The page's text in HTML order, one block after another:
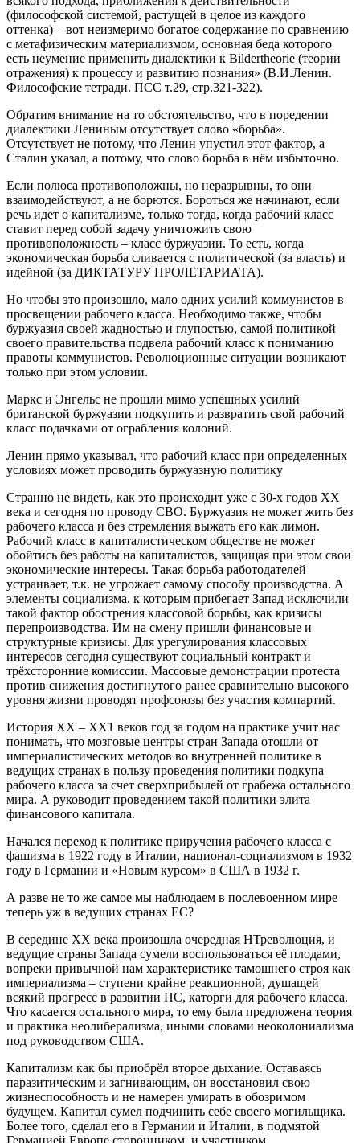
(философской системой, растущей в целое из каждого
оттенка) – вот неизмеримо богатое содержание по сравнению
с метафизическим материализмом, основная беда которого
есть неумение применить диалектики к Bildertheorie (теории
отражения) к процессу и развитию познания» (В.И.Ленин.
Философские тетради. ПСС т.29, стр.321-322).
Обратим внимание на то обстоятельство, что в поредении
диалектики Лениным отсутствует слово «борьба».
Отсутствует не потому, что Ленин упустил этот фактор, а
Сталин указал, а потому, что слово борьба в нём избыточно.
Если полюса противоположны, но неразрывны, то они
взаимодействуют, а не борются. Бороться же начинают, если
речь идет о капитализме, только тогда, когда рабочий класс
ставит перед собой задачу уничтожить свою
противоположность – класс буржуазии. То есть, когда
экономическая борьба сливается с политической (за власть) и
идейной (за ДИКТАТУРУ ПРОЛЕТАРИАТА).
Но чтобы это произошло, мало одних усилий коммунистов в
просвещении рабочего класса. Необходимо также, чтобы
буржуазия своей жадностью и глупостью, самой политикой
своего правительства подвела рабочий класс к пониманию
правоты коммунистов. Революционные ситуации возникают
только при этом условии.
Маркс и Энгельс не прошли мимо успешных усилий
британской буржуазии подкупить и развратить свой рабочий
класс подачками от ограбления колоний.
Ленин прямо указывал, что рабочий класс при определенных
условиях может проводить буржуазную политику
Странно не видеть, как это происходит уже с 30-х годов ХХ
века и сегодня по проводу СВО. Буржуазия не может жить без
рабочего класса и без стремления выжать его как лимон.
Рабочий класс в капиталистическом обществе не может
обойтись без работы на капиталистов, защищая при этом свои
экономические интересы. Такая борьба работодателей
устраивает, т.к. не угрожает самому способу производства. А
элементы социализма, к которым прибегает Запад исключили
такой фактор обострения классовой борьбы, как кризисы
перепроизводства. Им на смену пришли финансовые и
структурные кризисы. Для урегулирования классовых
интересов сегодня существуют социальный контракт и
трёхсторонние комиссии. Массовые демонстрации протеста
против снижения достигнутого ранее сравнительно высокого
уровня жизни проводят профсоюзы без участия компартий.
История ХХ – ХХ1 веков год за годом на практике учит нас
понимать, что мозговые центры стран Запада отошли от
империалистических методов во внутренней политике в
ведущих странах в пользу проведения политики подкупа
рабочего класса за счет сверхприбылей от грабежа остального
мира. А руководит проведением такой политики элита
финансового капитала.
Начался переход к политике приручения рабочего класса с
фашизма в 1922 году в Италии, национал-социализмом в 1932
году в Германии и «Новым курсом» в США в 1932 г.
А разве не то же самое мы наблюдаем в послевоенном мире
теперь уж в ведущих странах ЕС?
В середине ХХ века произошла очередная НТреволюция, и
ведущие страны Запада сумели воспользоваться её плодами,
вопреки привычной нам характеристике тамошнего строя как
империализма – ступени крайне реакционной, душащей
всякий прогресс в развитии ПС, каторги для рабочего класса.
Что касается остального мира, то ему была предложена теория
и практика неолиберализма, иными словами неоколониализма
под руководством США.
Капитализм как бы приобрёл второе дыхание. Оставаясь
паразитическим и загнивающим, он восстановил свою
жизнеспособность и не намерен умирать в обозримом
будущем. Капитал сумел подчинить себе своего могильщика.
Более того, сделал его в Германии и Италии, в подмятой
Германией Европе сторонником и участником